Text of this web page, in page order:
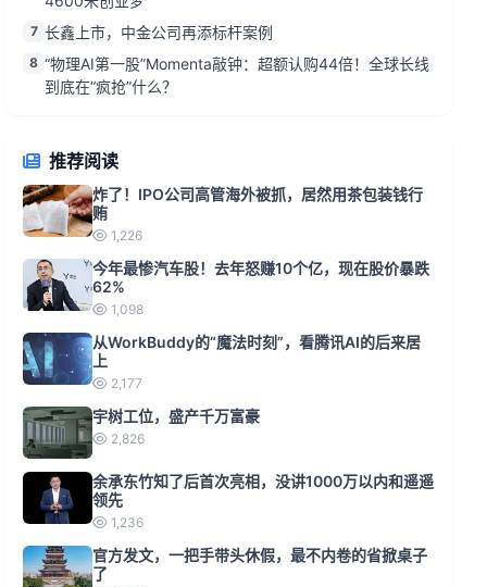
7 长鑫上市，中金公司再添标杆案例
8 “物理AI第一股”Momenta敲钟：超额认购44倍！全球长线
到底在“疯抢”什么？
推荐阅读
炸了！IPO公司高管海外被抓，居然用茶包装钱行
贿
1,226
今年最惨汽车股！去年怒赚10个亿，现在股价暴跌
62%
1,098
从WorkBuddy的“魔法时刻”，看腾讯AI的后来居
上
2,177
宇树工位，盛产千万富豪
2,826
余承东竹知了后首次亮相，没讲1000万以内和遥遥
领先
1,236
官方发文，一把手带头休假，最不内卷的省掀桌子
了